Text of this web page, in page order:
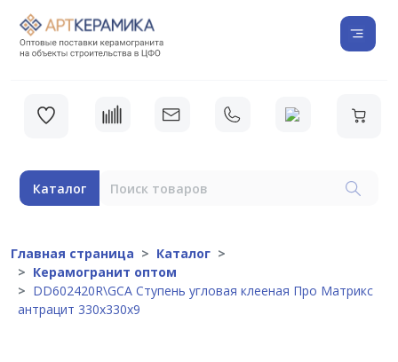
Каталог
Главная страница
Каталог
Керамогранит оптом
DD602420R\GCA Ступень угловая клееная Про Матрикс
антрацит 330х330х9